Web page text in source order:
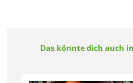
Das könnte dich auch